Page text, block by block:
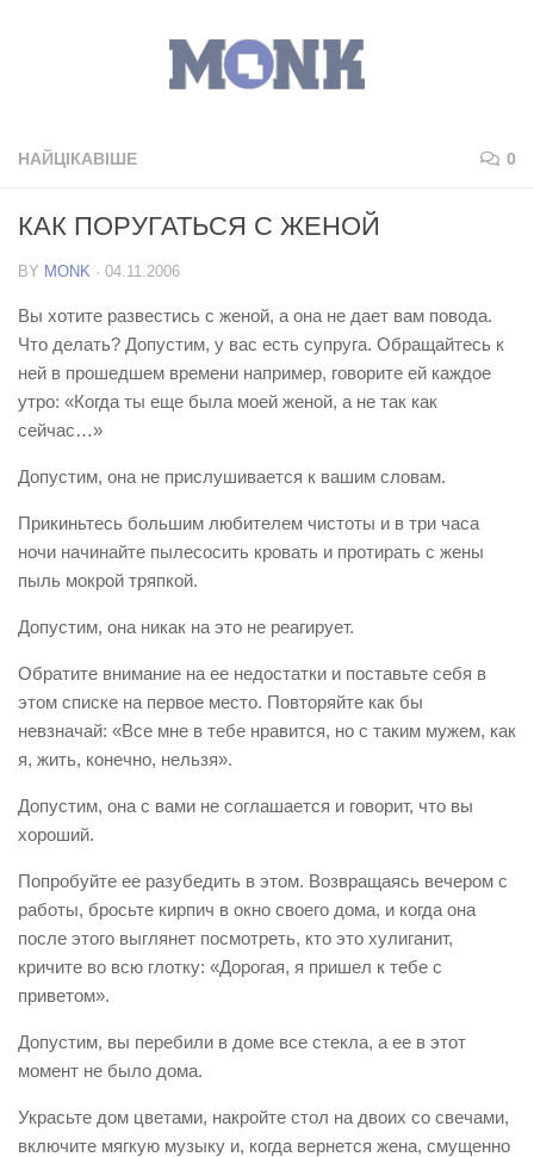
НАЙЦІКАВІШЕ 0
КАК ПОРУГАТЬСЯ С ЖЕНОЙ
BY MONK · 04.11.2006
Вы хотите развестись с женой, а она не дает вам повода.
Что делать? Допустим, у вас есть супруга. Обращайтесь к
ней в прошедшем времени например, говорите ей каждое
утро: «Когда ты еще была моей женой, а не так как
сейчас…»
Допустим, она не прислушивается к вашим словам.
Прикиньтесь большим любителем чистоты и в три часа
ночи начинайте пылесосить кровать и протирать с жены
пыль мокрой тряпкой.
Допустим, она никак на это не реагирует.
Обратите внимание на ее недостатки и поставьте себя в
этом списке на первое место. Повторяйте как бы
невзначай: «Все мне в тебе нравится, но с таким мужем, как
я, жить, конечно, нельзя».
Допустим, она с вами не соглашается и говорит, что вы
хороший.
Попробуйте ее разубедить в этом. Возвращаясь вечером с
работы, бросьте кирпич в окно своего дома, и когда она
после этого выглянет посмотреть, кто это хулиганит,
кричите во всю глотку: «Дорогая, я пришел к тебе с
приветом».
Допустим, вы перебили в доме все стекла, а ее в этот
момент не было дома.
Украсьте дом цветами, накройте стол на двоих со свечами,
включите мягкую музыку и, когда вернется жена, смущенно